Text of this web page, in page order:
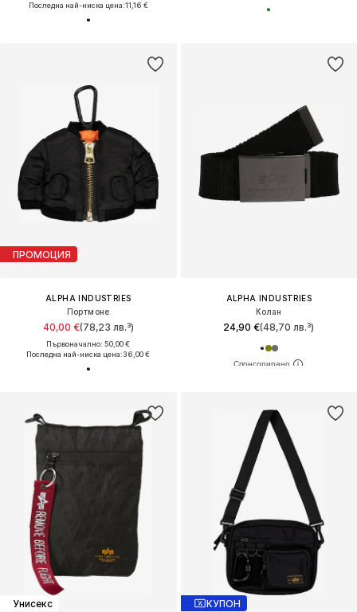
Последна най-ниска цена:11,16 €
ПРОМОЦИЯ
ALPHA INDUSTRIES
Портмоне
40,00 €(78,23 лв.³)
Първоначално: 50,00 €
Последна най-ниска цена:36,00 €
ALPHA INDUSTRIES
Колан
24,90 €(48,70 лв.³)
Унисекс КУПОН